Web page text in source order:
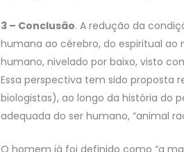
3 – Conclusão. A redução da
humana ao cérebro, do espiritual
humano, nivelado por baixo, visto
Essa perspectiva tem sido proposta
biologistas), ao longo da história do
adequada do ser humano, “animal
O homem já foi definido como “a